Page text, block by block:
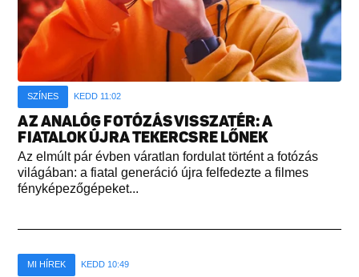
SZÍNES KEDD 11:02
AZ ANALÓG FOTÓZÁS VISSZATÉR: A
FIATALOK ÚJRA TEKERCSRE LŐNEK
Az elmúlt pár évben váratlan fordulat történt a fotózás
világában: a fiatal generáció újra felfedezte a filmes
fényképezőgépeket...
MI HÍREK KEDD 10:49